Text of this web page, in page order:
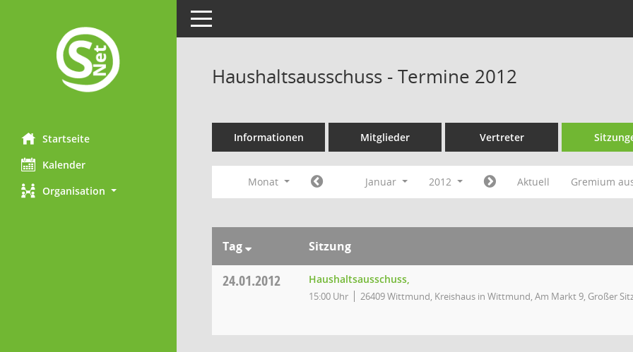
Startseite
Kalender
Organisation
Toggle navigation
Haushaltsausschuss - Termine 2012
Informationen Mitglieder Vertreter
Monat Januar 2012 Aktuell Gremium
Tag Sitzung
24.01.2012 Haushaltsausschuss,
15:00 Uhr 26409 Wittmund, Kreishaus in Wittmund, Am Markt 9, Großer